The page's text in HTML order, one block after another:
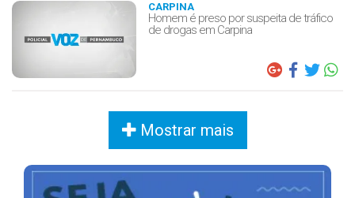
CARPINA
Homem é preso por suspeita de tráfico
de drogas em Carpina
Mostrar mais